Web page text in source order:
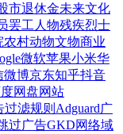
市退休金未来文化
罢工 人物残疾烈士
农村动物文物商业
微软苹果小米华
微博京东知乎抖音
网盘网站
过滤规则 Adguard广
过广告GKD网络域